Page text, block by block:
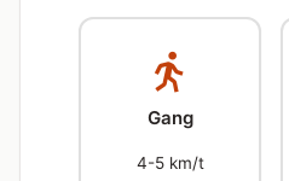
Gang
4-5 km/t